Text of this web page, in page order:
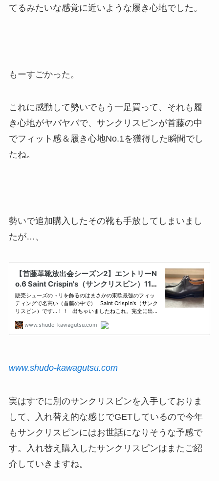
てるみたいな感覚に近いような履き心地でした。
もーすごかった。
これに感動して勢いでもう一足買って、それも履
き心地がヤバヤバで、サンクリスピンが首藤の中
でフィット感＆履き心地No.1を獲得した瞬間でし
たね。
勢いで追加購入したその靴も手放してしまいまし
たが…、
www.shudo-kawagutsu.com
実はすでに別のサンクリスピンを入手しておりま
して、入れ替え的な感じでGETしているので今年
もサンクリスピンにはお世話になりそうな予感で
す。入れ替え購入したサンクリスピンはまたご紹
介していきますね。